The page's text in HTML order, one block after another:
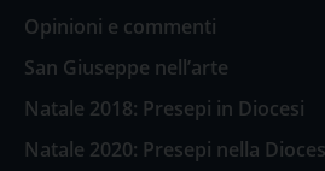
Opinioni e commenti
San Giuseppe nell’arte
Natale 2018: Presepi in Diocesi
Natale 2020: Presepi nella